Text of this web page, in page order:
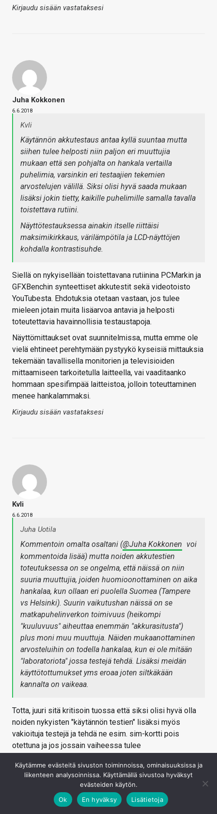
Kirjaudu sisään vastataksesi
Juha Kokkonen
6.6.2018
Kvli
Käytännön akkutestaus antaa kyllä suuntaa mutta
siihen tulee helposti niin paljon eri muuttujia
mukaan että sen pohjalta on hankala vertailla
puhelimia, varsinkin eri testaajien tekemien
arvostelujen välillä. Siksi olisi hyvä saada mukaan
lisäksi jokin tietty, kaikille puhelimille samalla tavalla
toistettava rutiini.
Näyttötestauksessa ainakin itselle riittäisi
maksimikirkkaus, värilämpötila ja LCD-näyttöjen
kohdalla kontrastisuhde.
Siellä on nykyisellään toistettavana rutiinina PCMarkin ja
GFXBenchin synteettiset akkutestit sekä videotoisto
YouTubesta. Ehdotuksia otetaan vastaan, jos tulee
mieleen jotain muita lisäarvoa antavia ja helposti
toteutettavia havainnollisia testaustapoja.
Näyttömittaukset ovat suunnitelmissa, mutta emme ole
vielä ehtineet perehtymään pystyykö kyseisiä mittauksia
tekemään tavallisella monitorien ja televisioiden
mittaamiseen tarkoitetulla laitteella, vai vaaditaanko
hommaan spesifimpää laitteistoa, jolloin toteuttaminen
menee hankalammaksi.
Kirjaudu sisään vastataksesi
Kvli
6.6.2018
Juha Uotila
Kommentoin omalta osaltani (@Juha Kokkonen voi
kommentoida lisää) mutta noiden akkutestien
toteutuksessa on se ongelma, että näissä on niin
suuria muuttujia, joiden huomioonottaminen on aika
hankalaa, kun ollaan eri puolella Suomea (Tampere
vs Helsinki). Suurin vaikutushan näissä on se
matkapuhelinverkon toimivuus (heikompi
"kuuluvuus" aiheuttaa enemmän "akkurasitusta")
plus moni muu muuttuja. Näiden mukaanottaminen
arvosteluihin on todella hankalaa, kun ei ole mitään
"laboratoriota" jossa testejä tehdä. Lisäksi meidän
käyttötottumukset yms eroaa joten siltkäkään
kannalta on vaikeaa.
Totta, juuri sitä kritisoin tuossa että siksi olisi hyvä olla
noiden nykyisten "käytännön testien" lisäksi myös
vakioituja testejä ja tehdä ne esim. sim-kortti pois
otettuna ja jos jossain vaiheessa tulee
kirkkaudelle ennen testejä.
Juha Kokkonen
Siellä on nykyisellään toistettavana rutiinina
Käytämme evästeitä sivuston toiminnoissa, ominaisuuksissa ja
liikenteen analysoinnissa. Käyttämällä sivustoa hyväksyt
evästeiden käytön.
Ok
En hyväksy Lisätietoja